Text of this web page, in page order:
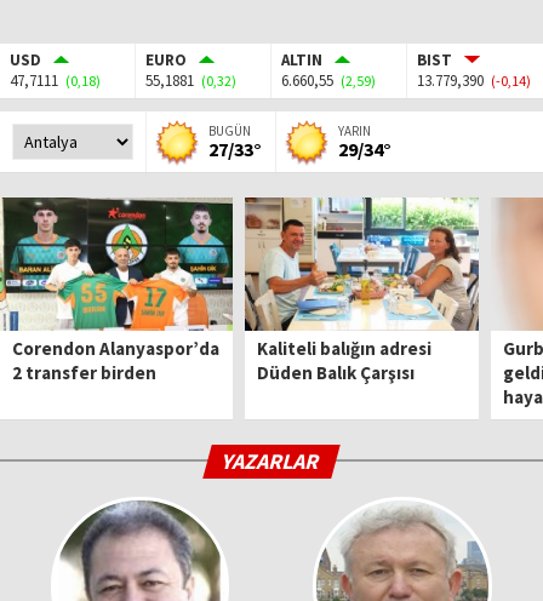
USD
47,7111 (0,18)
EURO
55,1881 (0,32)
ALTIN
6.660,55 (2,59)
BIST
13.779,390 (-0,14)
BUGÜN
27/33°
YARIN
29/34°
Corendon Alanyaspor’da
2 transfer birden
Kaliteli balığın adresi
Düden Balık Çarşısı
YAZARLAR